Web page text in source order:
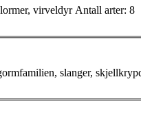
Litt om Stålorm Stålorm Stålorm Vitenskapelig(e) navn: Anguis fragilis Norsk(e) navn: stålorm, kopperøgle, sleve Hører til: stålormer, virveldyr Antall arter: 8